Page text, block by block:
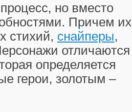
но вместо
Причем их
стихий, снайперы,
отличаются
определяется
герои, золотым –